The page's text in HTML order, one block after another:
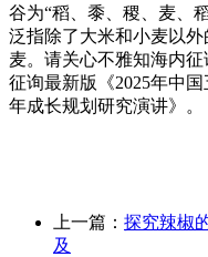
谷为“稻、黍、稷、麦、
泛指除了大米和小麦以
麦。请关心不雅知海内
征询最新版《2025年中
年成长规划研究演讲》。
上一篇： 探究辣椒
及